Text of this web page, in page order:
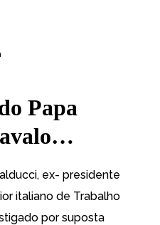
Papa
ex- presidente
italiano de Trabalho
por suposta